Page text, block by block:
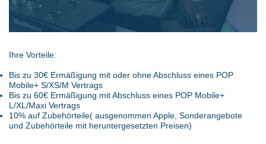
Ihre Vorteile:
Bis zu 30€ Ermäßigung mit oder ohne Abschluss eines POP
Mobile+ S/XS/M Vertrags
Bis zu 60€ Ermäßigung mit Abschluss eines POP Mobile+
L/XL/Maxi Vertrags
10% auf Zubehörteile( ausgenommen Apple, Sonderangebote
und Zubehörteile mit heruntergesetzten Preisen)